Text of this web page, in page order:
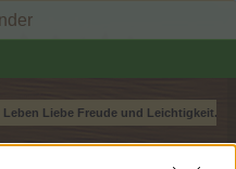
Leben Liebe Freude und
Beitrag #1446